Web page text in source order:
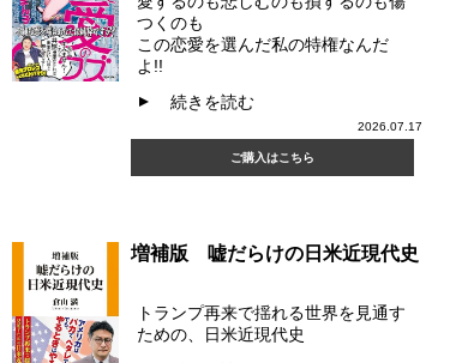
つくのも
この恋愛を選んだ私の特権なんだ
よ!!
▲ 続きを読む
2026.07.17
ご購入はこちら
増補版 嘘だらけの日米近現代史
トランプ再来で揺れる世界を見通す
ための、日米近現代史